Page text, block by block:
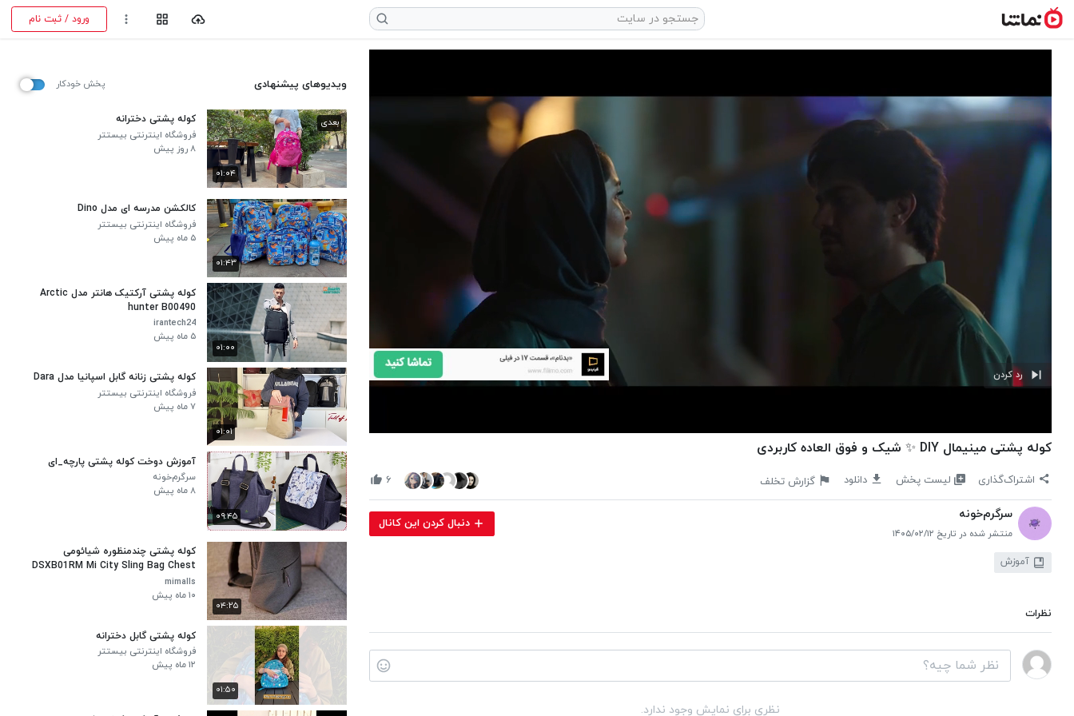
ورود / ثبت نام
رد کردن
کوله پشتی مینیمال DIY ✨ شیک و فوق العاده کاربردی
اشتراک‌گذاری لیست پخش دانلود گزارش تخلف ۶
سرگرم‌خونه
منتشر شده در تاریخ ۱۴۰۵/۰۲/۱۲
دنبال کردن این کانال
آموزش
نظرات
نظری برای نمایش وجود ندارد.
ویدیوهای پیشنهادی پخش خودکار
۰۱:۰۴
بعدی کوله پشتی دخترانه
فروشگاه اینترنتی بیستتر
۸ روز پیش
۰۱:۴۳
کالکشن مدرسه ای مدل Dino
فروشگاه اینترنتی بیستتر
۵ ماه پیش
۰۱:۰۰
کوله پشتی آرکتیک هانتر مدل Arctic
hunter B00490
irantech24
۵ ماه پیش
۰۱:۰۱
کوله پشتی زنانه گابل اسپانیا مدل Dara
فروشگاه اینترنتی بیستتر
۷ ماه پیش
۰۹:۴۵
آموزش دوخت کوله پشتی پارچه_ای
سرگرم‌خونه
۸ ماه پیش
۰۴:۲۵
کوله پشتی چندمنظوره شیائومی
DSXB01RM Mi City Sling Bag Chest
mimalls
۱۰ ماه پیش
۰۱:۵۰
کوله پشتی گابل دخترانه
فروشگاه اینترنتی بیستتر
۱۲ ماه پیش